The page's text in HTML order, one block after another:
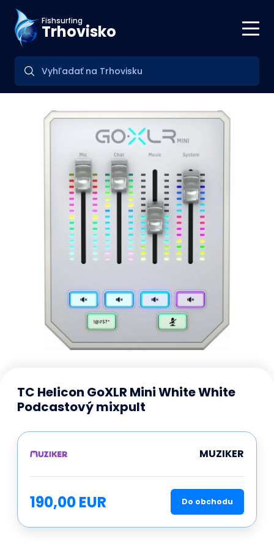
Fishsurfing
Trhovisko
TC Helicon GoXLR Mini White White
Podcastový mixpult
MUZIKER
190,00 EUR Do obchodu